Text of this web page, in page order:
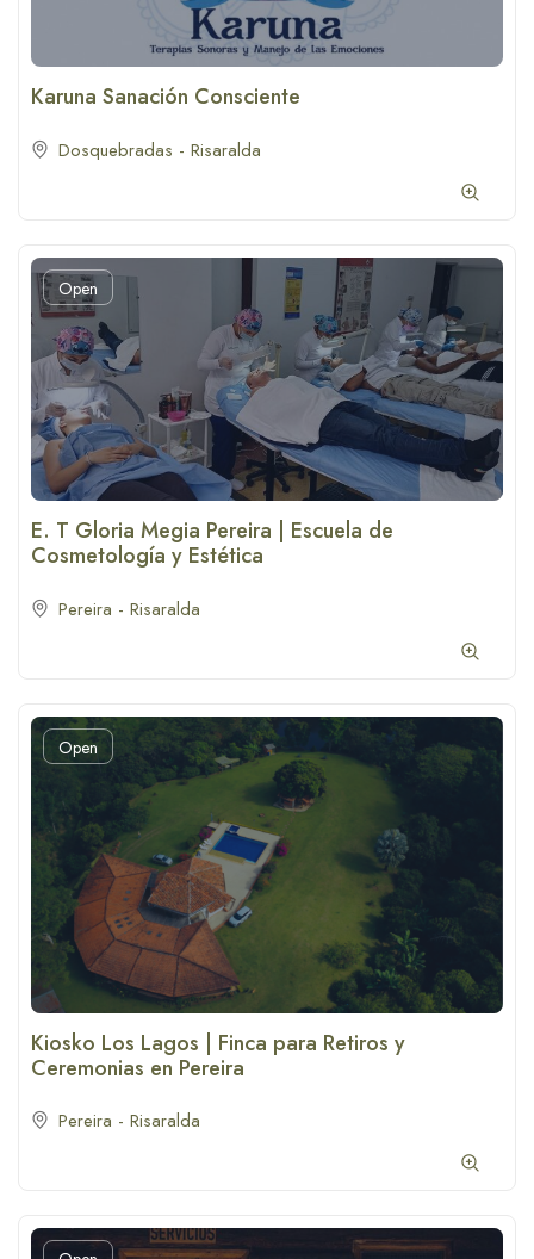
Karuna Sanación Consciente
Dosquebradas - Risaralda
Open
E. T Gloria Megia Pereira | Escuela de
Cosmetología y Estética
Pereira - Risaralda
Open
Kiosko Los Lagos | Finca para Retiros y
Ceremonias en Pereira
Pereira - Risaralda